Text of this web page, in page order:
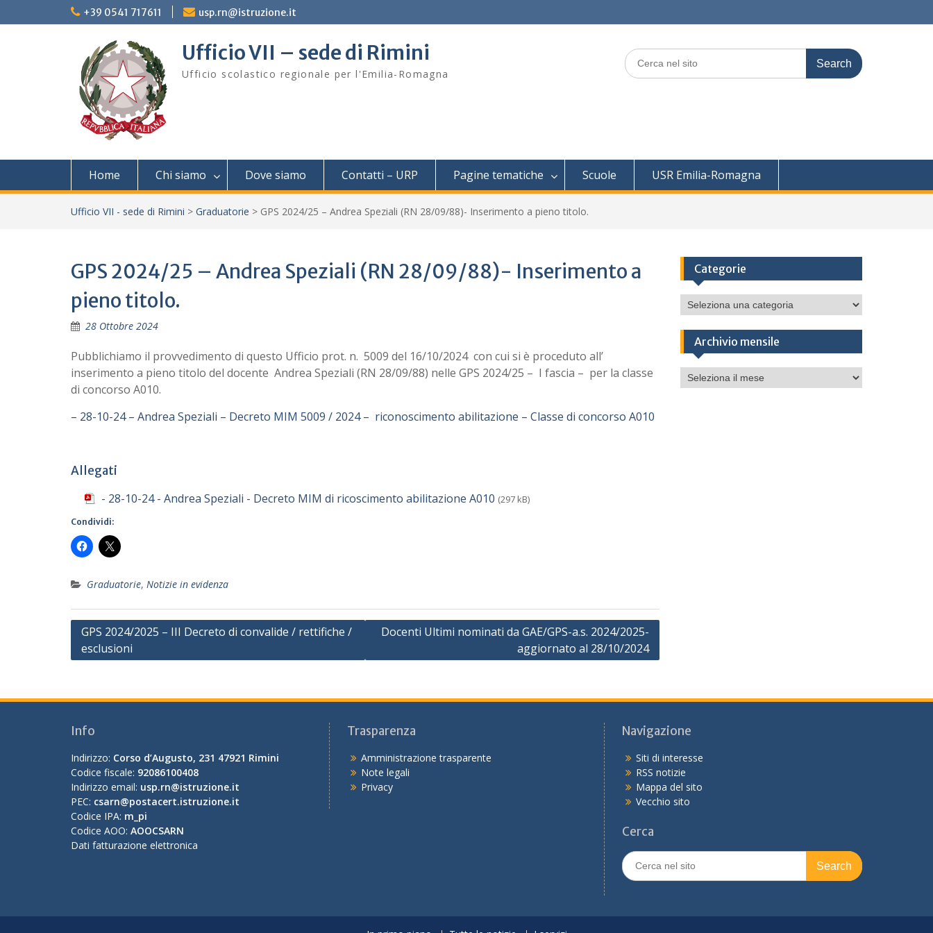
to
+39 0541 717611 usp.rn@istruzione.it
Ufficio VII – sede di Rimini
Ufficio scolastico regionale per l'Emilia-Romagna
Search
for:
Home Chi siamo Dove siamo Contatti – URP Pagine tematiche Scuole USR Emilia-Romagna
Ufficio VII - sede di Rimini > Graduatorie > GPS 2024/25 – Andrea Speziali (RN 28/09/88)- Inserimento a pieno titolo.
GPS 2024/25 – Andrea Speziali (RN 28/09/88)- Inserimento a
pieno titolo.
28 Ottobre 2024
Pubblichiamo il provvedimento di questo Ufficio prot. n. 5009 del 16/10/2024 con cui si è proceduto all’
inserimento a pieno titolo del docente Andrea Speziali (RN 28/09/88) nelle GPS 2024/25 – I fascia – per la classe
di concorso A010.
– 28-10-24 – Andrea Speziali – Decreto MIM 5009 / 2024 – riconoscimento abilitazione – Classe di concorso A010
Allegati
- 28-10-24 - Andrea Speziali - Decreto MIM di ricoscimento abilitazione A010 (297 kB)
Condividi:
Graduatorie, Notizie in evidenza
Navigazione
articoli
GPS 2024/2025 – III Decreto di convalide / rettifiche /
esclusioni
Docenti Ultimi nominati da GAE/GPS-a.s. 2024/2025-
aggiornato al 28/10/2024
Categorie
Categorie
Archivio mensile
Archivio
mensile
Info
Indirizzo: Corso d’Augusto, 231 47921 Rimini
Codice fiscale: 92086100408
Indirizzo email: usp.rn@istruzione.it
PEC: csarn@postacert.istruzione.it
Codice IPA: m_pi
Codice AOO: AOOCSARN
Dati fatturazione elettronica
Trasparenza
Amministrazione trasparente
Note legali
Privacy
Navigazione
Siti di interesse
RSS notizie
Mappa del sito
Vecchio sito
Cerca
Search
for: